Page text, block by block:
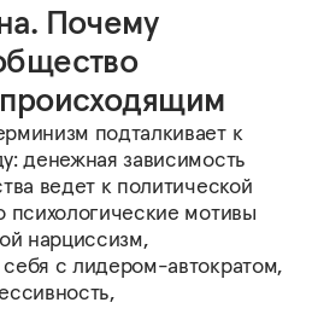
Почему
подталкивает к
денежная зависимость
ведет к политической
психологические мотивы
нарциссизм,
с лидером-автократом,